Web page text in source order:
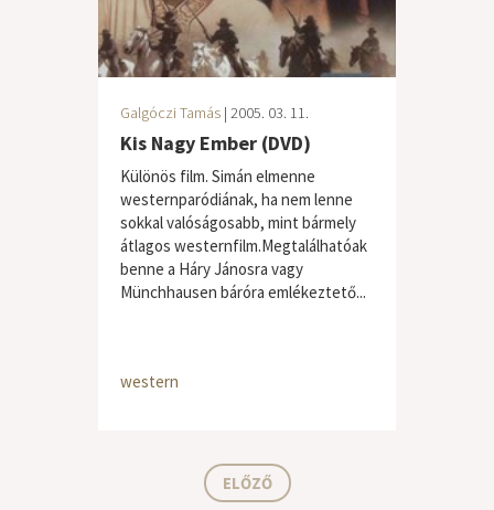
Galgóczi Tamás | 2005. 03. 11.
Kis Nagy Ember (DVD)
Különös film. Simán elmenne
westernparódiának, ha nem lenne
sokkal valóságosabb, mint bármely
átlagos westernfilm.Megtalálhatóak
benne a Háry Jánosra vagy
Münchhausen báróra emlékeztető...
western
ELŐZŐ